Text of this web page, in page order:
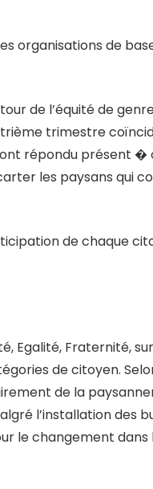
organisations de
de l’équité de
trimestre
répondu présent
les paysans qui
de chaque
Egalité, Fraternité,
de citoyen.
de la
l’installation des
le changement dans